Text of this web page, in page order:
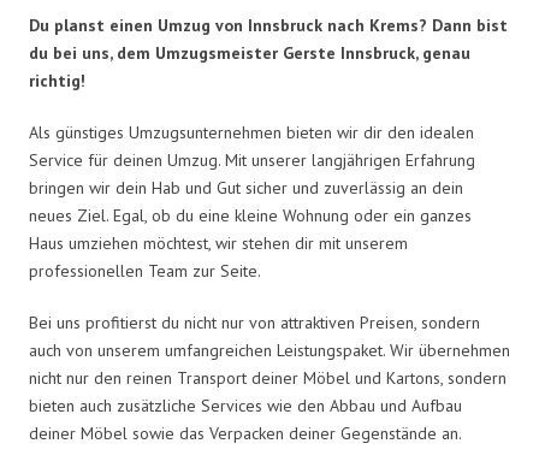
Du planst einen Umzug von Innsbruck nach Krems? Dann bist
du bei uns, dem Umzugsmeister Gerste Innsbruck, genau
richtig!
Als günstiges Umzugsunternehmen bieten wir dir den idealen
Service für deinen Umzug. Mit unserer langjährigen Erfahrung
bringen wir dein Hab und Gut sicher und zuverlässig an dein
neues Ziel. Egal, ob du eine kleine Wohnung oder ein ganzes
Haus umziehen möchtest, wir stehen dir mit unserem
professionellen Team zur Seite.
Bei uns profitierst du nicht nur von attraktiven Preisen, sondern
auch von unserem umfangreichen Leistungspaket. Wir übernehmen
nicht nur den reinen Transport deiner Möbel und Kartons, sondern
bieten auch zusätzliche Services wie den Abbau und Aufbau
deiner Möbel sowie das Verpacken deiner Gegenstände an.